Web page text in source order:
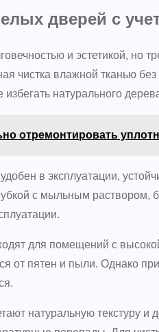
дверей с
и эстетикой, но
чистка влажной тканью
натурального
отремонтировать
удобен в эксплуатации,
с мыльным раствором,
для помещений с
от пятен и пыли. Однако
натуральную текстуру и